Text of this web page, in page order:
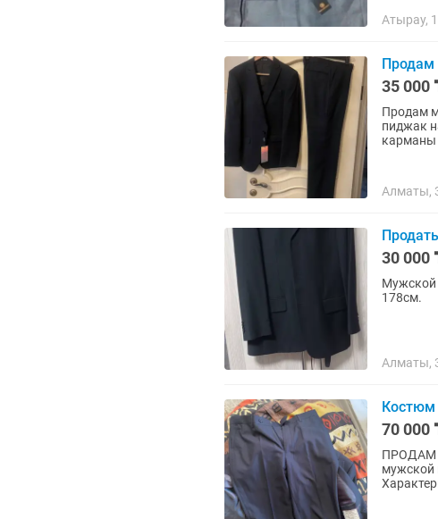
Атырау,
Продам
35 000
Продам
пиджак
карманы
Алматы,
30 000
Мужской
178см.
Алматы,
Костюм
70 000
ПРОДАМ
мужской костюм